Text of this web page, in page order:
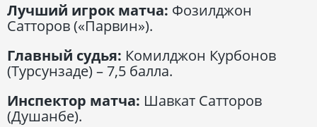
Лучший игрок матча: Фозилджон
Сатторов («Парвин»).
Главный судья: Комилджон Курбонов
(Турсунзаде) – 7,5 балла.
Инспектор матча: Шавкат Сатторов
(Душанбе).